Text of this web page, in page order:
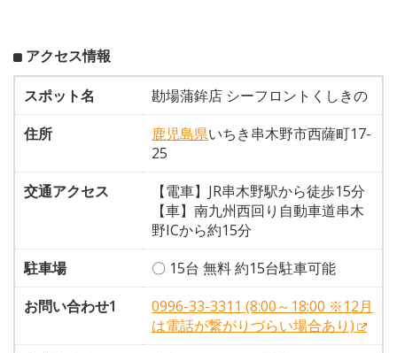
アクセス情報
スポット名
勘場蒲鉾店 シーフロントくしきの
住所
鹿児島県いちき串木野市西薩町17-
25
交通アクセス
【電車】JR串木野駅から徒歩15分
【車】南九州西回り自動車道串木
野ICから約15分
駐車場
〇 15台 無料 約15台駐車可能
お問い合わせ1
0996-33-3311 (8:00～18:00 ※12月
は電話が繋がりづらい場合あり)